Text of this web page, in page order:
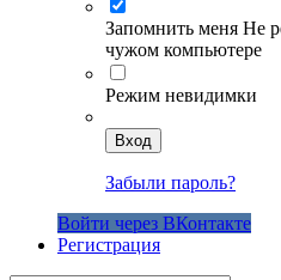
Запомнить меня Не
чужом компьютере
Режим невидимки
Вход
Забыли пароль?
Войти через ВКонтакте
Регистрация